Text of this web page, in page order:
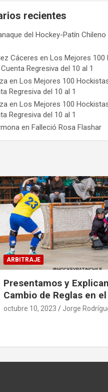
recientes
del Hockey-Patín Chileno
Cáceres enLos Mejores 100
Regresiva del 10 al 1
enLos Mejores 100
Regresiva del 10 al 1
enLos Mejores 100
Regresiva del 10 al 1
enFalleció Rosa Flashar
ARBITRAJE
Presentamos y
Cambio de Reglas en
octubre 10, 2023 Jorge